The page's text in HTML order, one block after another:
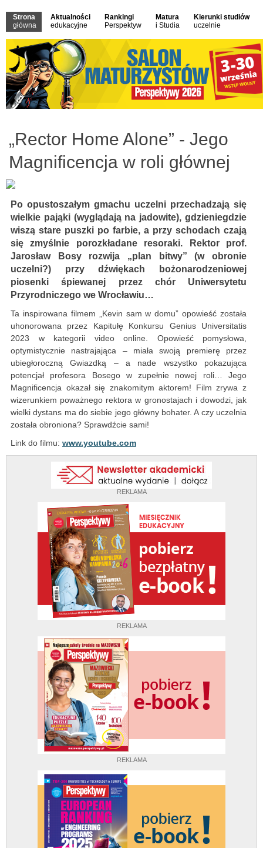
Strona
główna
Aktualności
edukacyjne
Rankingi
Perspektyw
Matura
i Studia
Kierunki studiów
uczelnie
REKLAMA
REKLAMA
REKLAMA
„Rector Home Alone” - Jego
Magnificencja w roli głównej
Po opustoszałym gmachu uczelni przechadzają się
wielkie pająki (wyglądają na jadowite), gdzieniegdzie
wiszą stare puszki po farbie, a przy schodach czają
się zmyślnie porozkładane resoraki. Rektor prof.
Jarosław Bosy rozwija „plan bitwy” (w obronie
uczelni?) przy dźwiękach bożonarodzeniowej
piosenki śpiewanej przez chór Uniwersytetu
Przyrodniczego we Wrocławiu…
Ta inspirowana filmem „Kevin sam w domu” opowieść została
uhonorowana przez Kapitułę Konkursu Genius Universitatis
2023 w kategorii video online. Opowieść pomysłowa,
optymistycznie nastrajająca – miała swoją premierę przez
ubiegłoroczną Gwiazdką – a nade wszystko pokazująca
potencjał profesora Bosego w zupełnie nowej roli… Jego
Magnificencja okazał się znakomitym aktorem! Film zrywa z
wizerunkiem poważnego rektora w gronostajach i dowodzi, jak
wielki dystans ma do siebie jego główny bohater. A czy uczelnia
została obroniona? Sprawdźcie sami!
Link do filmu: www.youtube.com